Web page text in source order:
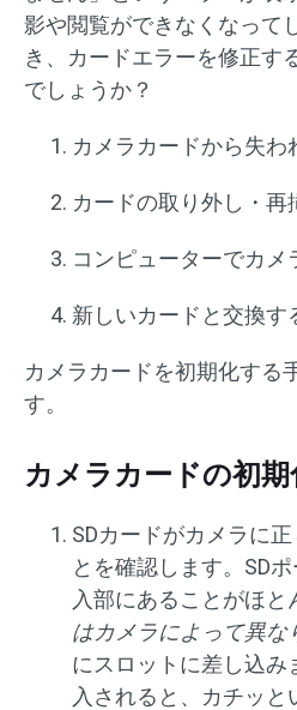
影や閲覧ができなくなって
き、カードエラーを修正す
でしょうか？
カメラカードから失わ
カードの取り外し・再
コンピューターでカメ
新しいカードと交換す
カメラカードを初期化する
す。
カメラカードの初期
SDカードがカメラに
とを確認します。SD
入部にあることがほと
はカメラによって異な
にスロットに差し込み
入されると、カチッと